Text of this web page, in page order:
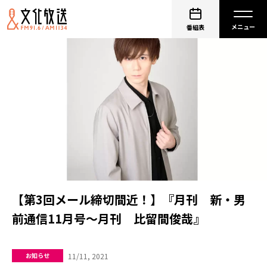
番組表
【第3回メール締切間近！】『月刊 新・男
前通信11月号～月刊 比留間俊哉』
お知らせ 11/11, 2021